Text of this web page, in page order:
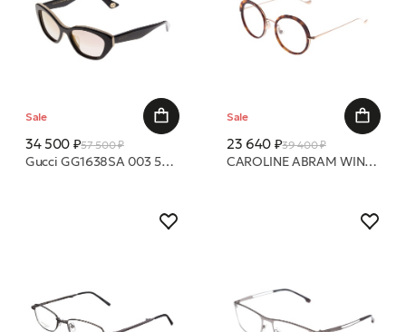
Sale
34 500 ₽57 500 ₽
Gucci GG1638SA 003 55 очки с/з
Sale
23 640 ₽39 400 ₽
CAROLINE ABRAM WINNA 736 50 21 оправа